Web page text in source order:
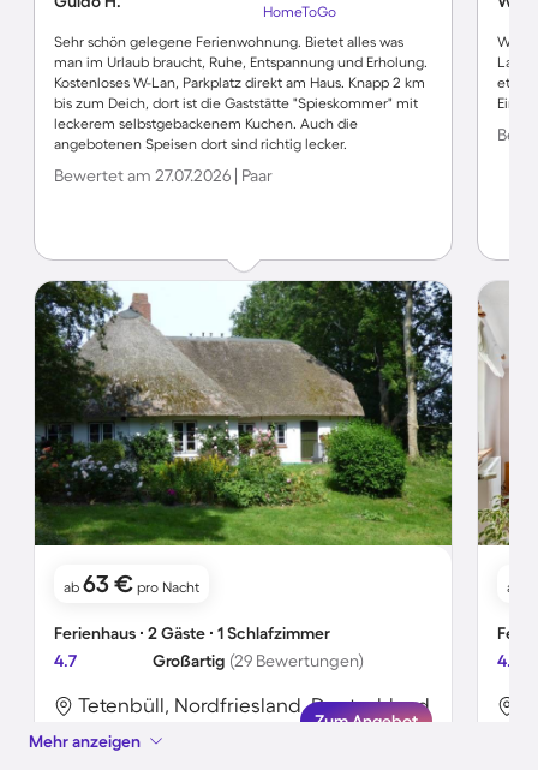
HomeToGo
Sehr schön gelegene Ferienwohnung. Bietet alles was
man im Urlaub braucht, Ruhe, Entspannung und Erholung.
Kostenloses W-Lan, Parkplatz direkt am Haus. Knapp 2 km
bis zum Deich, dort ist die Gaststätte "Spieskommer" mit
leckerem selbstgebackenem Kuchen. Auch die
angebotenen Speisen dort sind richtig lecker.
Bewertet am 27.07.2026 | Paar
ab 63 € pro Nacht
Ferienhaus ∙ 2 Gäste ∙ 1 Schlafzimmer
4.7
Großartig (29 Bewertungen)
Tetenbüll, Nordfriesland, Deutschland
Zum Angebot
Lage
ab
4.4
Mehr anzeigen